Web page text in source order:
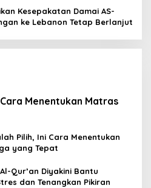
Kesepakatan Damai AS-
ke Lebanon Tetap Berlanjut
Menentukan Matras
Pilih, Ini Cara Menentukan
yang Tepat
Qur’an Diyakini Bantu
dan Tenangkan Pikiran